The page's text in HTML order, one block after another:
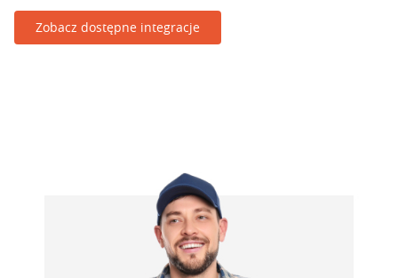
Zobacz dostępne integracje